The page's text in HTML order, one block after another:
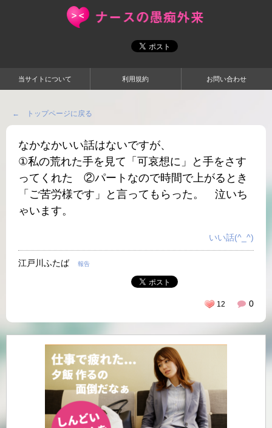
当サイトについて 利用規約 お問い合わせ
← トップページに戻る
なかなかいい話はないですが、
①私の荒れた手を見て「可哀想に」と手をさす
ってくれた ②パートなので時間で上がるとき
「ご苦労様です」と言ってもらった。 泣いち
ゃいます。
いい話(^_^)
江戸川ふたば 報告
0
12